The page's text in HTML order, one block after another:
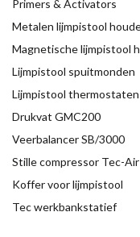
Primers & Activators
Metalen lijmpistool
Magnetische lijmpistool
Lijmpistool spuitmonden
Lijmpistool thermostaten
Drukvat GMC200
Veerbalancer SB/3000
Stille compressor Tec-
Koffer voor lijmpistool
Tec werkbankstatief